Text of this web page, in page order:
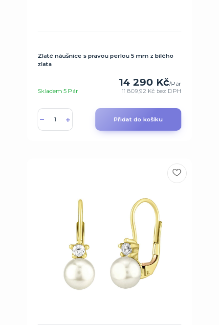
Zlaté náušnice s pravou perlou 5 mm z bílého
zlata
14 290 Kč/Pár
11 809,92 Kč bez DPH
Skladem 5 Pár
Přidat do košíku